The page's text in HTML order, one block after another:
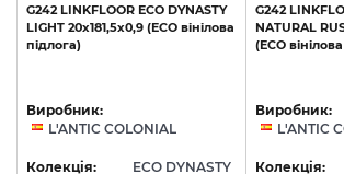
G242 LINKFLOOR ECO DYNASTY
LIGHT 20x181,5x0,9 (ECO вінілова
підлога)
Виробник:
L'ANTIC COLONIAL
Колекція: ECO DYNASTY
G242
NATURAL
(ECO вінілова
Виробник:
L'ANTIC
Колекція: